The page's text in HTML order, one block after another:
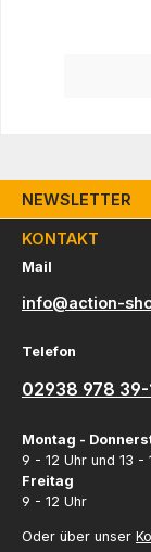
NEWSLETTER
KONTAKT
Mail
info@action-
Telefon
02938 978 39-
Montag -
9 - 12 Uhr und 13 -
Freitag
9 - 12 Uhr
Oder über unser